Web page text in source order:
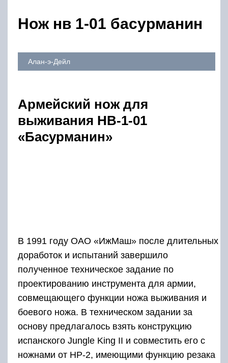
Нож нв 1-01 басурманин
Алан-э-Дейл
Армейский нож для
выживания HB-1-01
«Бaсурмaнин»
В 1991 году ОАО «ИжМаш» после длительных
доработок и испытаний завершило
полученное техническое задание по
проектированию инструмента для армии,
совмещающего функции ножа выживания и
боевого ножа. В техническом задании за
основу предлагалось взять конструкцию
испанского Jungle King II и совместить его с
ножнами от НР-2, имеющими функцию резака